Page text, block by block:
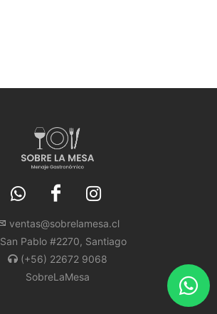
ventas@sobrelamesa.cl
San Pablo #2270, Santiago
(+56) 22672 9068
SobreLaMesa